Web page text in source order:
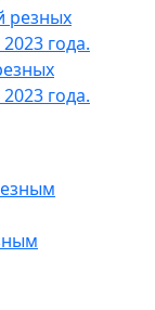
года.